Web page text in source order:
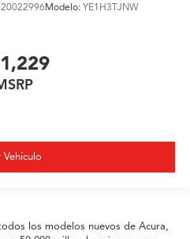
20022996Modelo: YE1H3TJNW
Vehículo
los modelos nuevos de Acura,